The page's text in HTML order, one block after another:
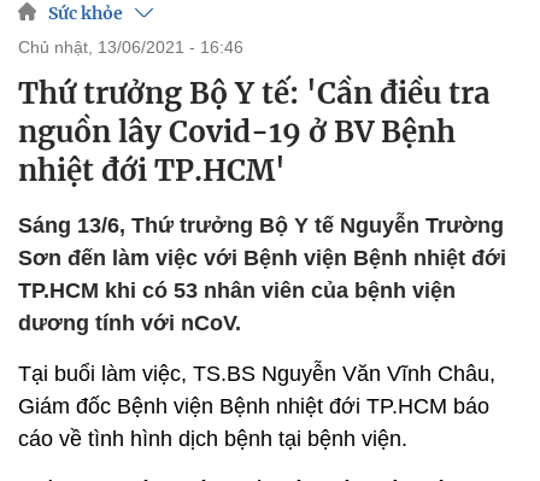
Sức khỏe
chủ nhật, 13/06/2021 - 16:46
Thứ trưởng Bộ Y tế: 'Cần điều tra
nguồn lây Covid-19 ở BV Bệnh
nhiệt đới TP.HCM'
Sáng 13/6, Thứ trưởng Bộ Y tế Nguyễn Trường
Sơn đến làm việc với Bệnh viện Bệnh nhiệt đới
TP.HCM khi có 53 nhân viên của bệnh viện
dương tính với nCoV.
Tại buổi làm việc, TS.BS Nguyễn Văn Vĩnh Châu,
Giám đốc Bệnh viện Bệnh nhiệt đới TP.HCM báo
cáo về tình hình dịch bệnh tại bệnh viện.